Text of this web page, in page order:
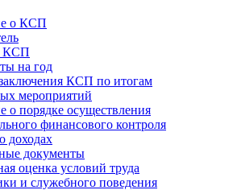
о КСП
КСП
на год
КСП по итогам
мероприятий
о порядке осуществления
финансового контроля
доходах
документы
оценка условий труда
и служебного поведения